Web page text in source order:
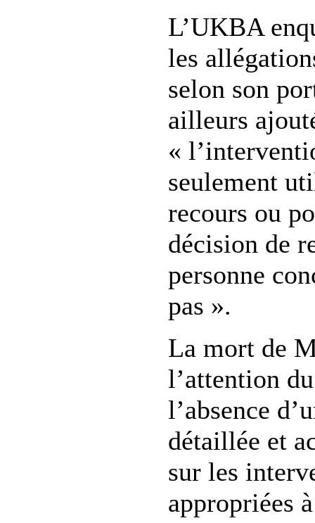
L’UKBA
les
selon son
ailleurs
«
seulement
recours ou
décision de
personne
pas ».
La mort de
l’attention
l’absence
détaillée et
sur les
appropriées